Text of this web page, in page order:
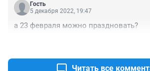
Гость
5 декабря 2022, 19:47
а 23 февраля можно праздновать?
Читать все